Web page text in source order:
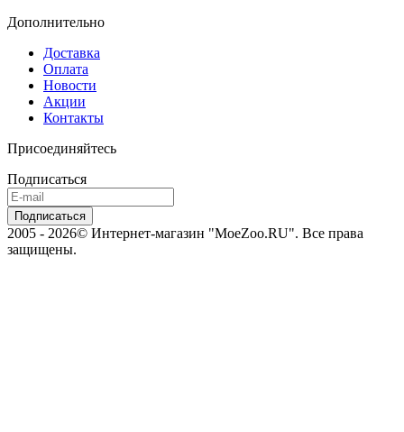
Дополнительно
Доставка
Оплата
Новости
Акции
Контакты
Присоединяйтесь
Подписаться
2005 - 2026© Интернет-магазин "MoeZoo.RU". Все права
защищены.